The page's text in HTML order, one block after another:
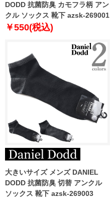
DODD 抗菌防臭 カモフラ柄 アン
クル ソックス 靴下 azsk-269001
￥550(税込)
大きいサイズ メンズ DANIEL
DODD 抗菌防臭 切替 アンクル
ソックス 靴下 azsk-269003